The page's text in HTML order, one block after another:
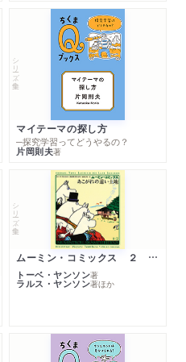
シリーズ・全集
マイテーマの探し方
─探究学習ってどうやるの？
片岡則夫著
シリーズ・全集
ムーミン・コミックス ２ あこがれの遠い土地
トーベ・ヤンソン著
ラルス・ヤンソン著ほか